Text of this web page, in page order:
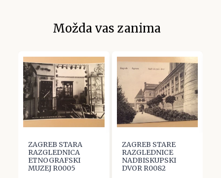
Možda vas zanima
ZAGREB STARA
RAZGLEDNICA
ETNOGRAFSKI
MUZEJ R0005
ZAGREB STARE
RAZGLEDNICE
NADBISKUPSKI
DVOR R0082